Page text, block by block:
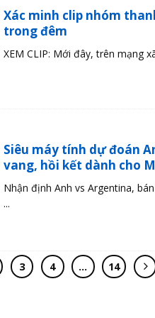
Xác minh clip nhóm
trong đêm
XEM CLIP: Mới đây, trên mạng
Siêu máy tính dự đoán
vang, hồi kết dành cho
Nhận định Anh vs Argentina,
...
3 4 … 14